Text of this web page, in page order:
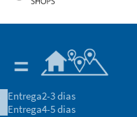
Entrega2-3 dias
Entrega4-5 dias